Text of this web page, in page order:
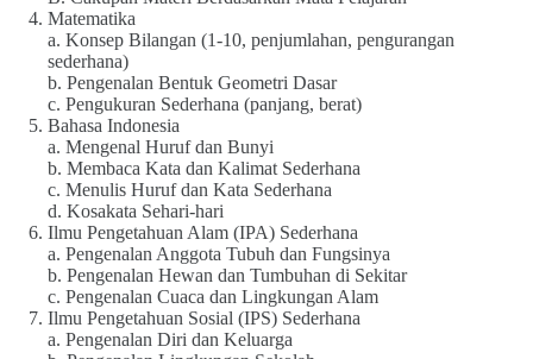
Matematika
a. Konsep Bilangan (1-10, penjumlahan, pengurangan
sederhana)
b. Pengenalan Bentuk Geometri Dasar
c. Pengukuran Sederhana (panjang, berat)
Bahasa Indonesia
a. Mengenal Huruf dan Bunyi
b. Membaca Kata dan Kalimat Sederhana
c. Menulis Huruf dan Kata Sederhana
d. Kosakata Sehari-hari
Ilmu Pengetahuan Alam (IPA) Sederhana
a. Pengenalan Anggota Tubuh dan Fungsinya
b. Pengenalan Hewan dan Tumbuhan di Sekitar
c. Pengenalan Cuaca dan Lingkungan Alam
Ilmu Pengetahuan Sosial (IPS) Sederhana
a. Pengenalan Diri dan Keluarga